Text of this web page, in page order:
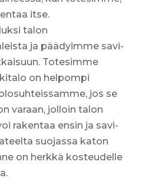
itse.
talon
ja päädyimme savi-
Totesimme
on helpompi
jos se
varaan, jolloin talon
rakentaa ensin ja savi-
suojassa katon
on herkkä kosteudelle